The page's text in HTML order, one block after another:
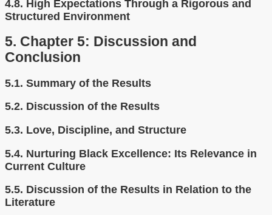
4.8. High Expectations Through a Rigorous and
Structured Environment
5. Chapter 5: Discussion and
Conclusion
5.1. Summary of the Results
5.2. Discussion of the Results
5.3. Love, Discipline, and Structure
5.4. Nurturing Black Excellence: Its Relevance in
Current Culture
5.5. Discussion of the Results in Relation to the
Literature